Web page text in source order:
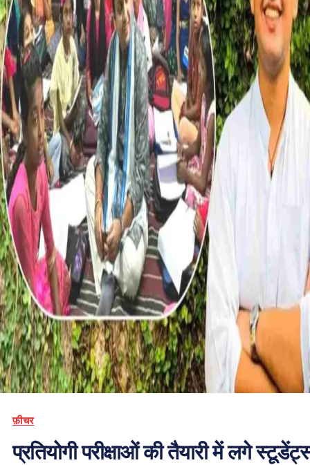
फ़ीचर
प्रतियोगी परीक्षाओं की तैयारी में लगे